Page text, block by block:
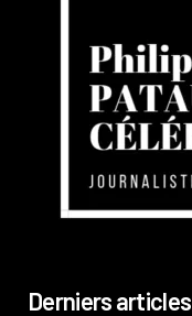
Derniers articles